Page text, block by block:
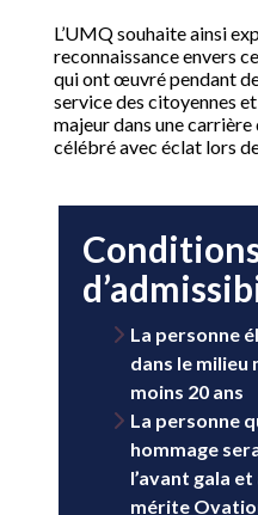
L’UMQ souhaite ainsi
reconnaissance envers
qui ont œuvré pendant
service des citoyennes
majeur dans une
célébré avec éclat lors
La personne
dans le milieu
moins 20 ans
La personne
hommage
l’avant gala
mérite